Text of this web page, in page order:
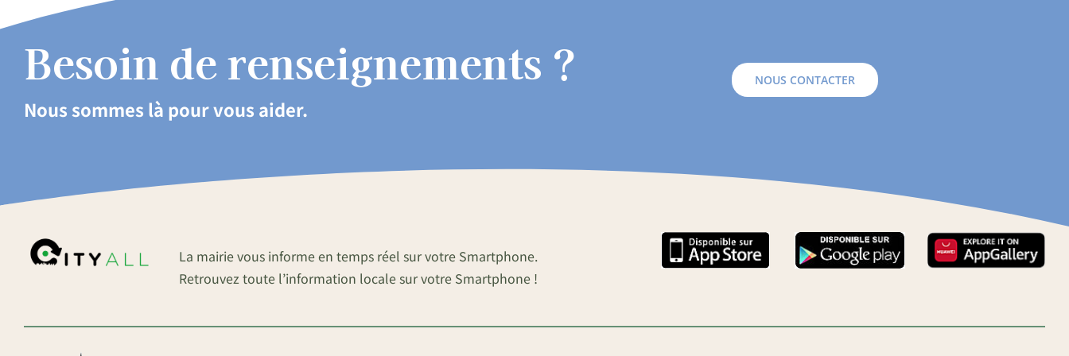
Besoin de renseignements ?
Nous sommes là pour vous aider.
NOUS CONTACTER
La mairie vous informe en temps réel sur votre Smartphone.
Retrouvez toute l’information locale sur votre Smartphone !